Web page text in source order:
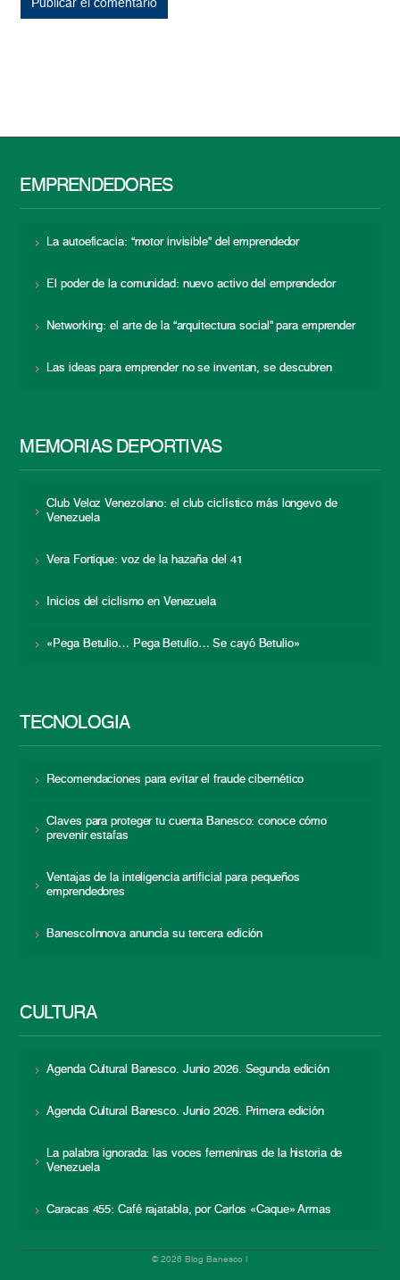
EMPRENDEDORES
La autoeficacia: “motor invisible” del emprendedor
El poder de la comunidad: nuevo activo del emprendedor
Networking: el arte de la “arquitectura social” para emprender
Las ideas para emprender no se inventan, se descubren
MEMORIAS DEPORTIVAS
Club Veloz Venezolano: el club ciclístico más longevo de
Venezuela
Vera Fortique: voz de la hazaña del 41
Inicios del ciclismo en Venezuela
«Pega Betulio… Pega Betulio… Se cayó Betulio»
TECNOLOGÍA
Recomendaciones para evitar el fraude cibernético
Claves para proteger tu cuenta Banesco: conoce cómo
prevenir estafas
Ventajas de la inteligencia artificial para pequeños
emprendedores
BanescoInnova anuncia su tercera edición
CULTURA
Agenda Cultural Banesco. Junio 2026. Segunda edición
Agenda Cultural Banesco. Junio 2026. Primera edición
La palabra ignorada: las voces femeninas de la historia de
Venezuela
Caracas 455: Café rajatabla, por Carlos «Caque» Armas
© 2026 Blog Banesco |